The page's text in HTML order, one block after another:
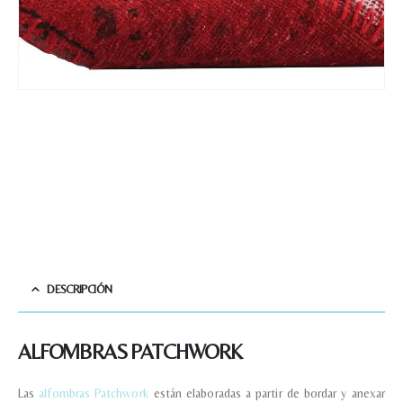
DESCRIPCIÓN
ALFOMBRAS PATCHWORK
Las alfombras Patchwork están elaboradas a partir de bordar y anexar